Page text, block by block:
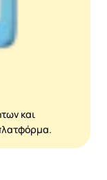
και